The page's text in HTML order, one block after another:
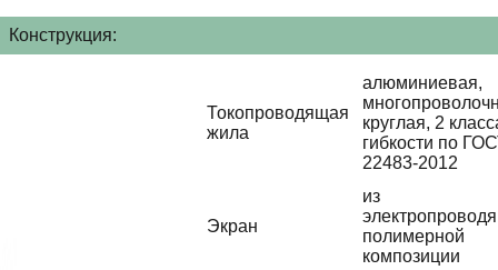
Конструкция:
Токопроводящая
жила
алюминиевая,
круглая, 2
гибкости по
22483-2012
Экран
из
полимерной
композиции